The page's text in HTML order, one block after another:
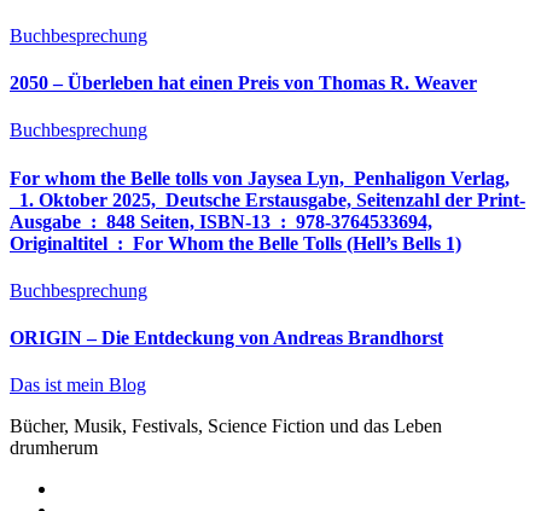
Buchbesprechung
2050 – Überleben hat einen Preis von Thomas R. Weaver
Buchbesprechung
For whom the Belle tolls von Jaysea Lyn, ‎ Penhaligon Verlag,
‎ 1. Oktober 2025, ‎ Deutsche Erstausgabe, Seitenzahl der Print-
Ausgabe ‏ : ‎ 848 Seiten, ISBN-13 ‏ : ‎ 978-3764533694,
Originaltitel ‏ : ‎ For Whom the Belle Tolls (Hell’s Bells 1)
Buchbesprechung
ORIGIN – Die Entdeckung von Andreas Brandhorst
Das ist mein Blog
Bücher, Musik, Festivals, Science Fiction und das Leben
drumherum